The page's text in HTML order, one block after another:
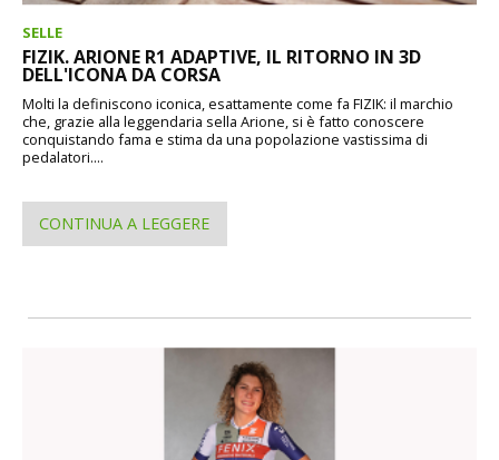
SELLE
FIZIK. ARIONE R1 ADAPTIVE, IL RITORNO IN 3D
DELL'ICONA DA CORSA
Molti la definiscono iconica, esattamente come fa FIZIK: il marchio
che, grazie alla leggendaria sella Arione, si è fatto conoscere
conquistando fama e stima da una popolazione vastissima di
pedalatori....
CONTINUA A LEGGERE